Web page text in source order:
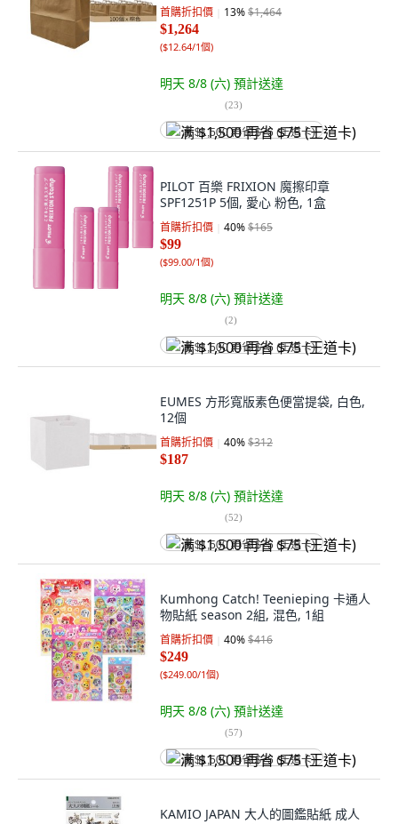
首購折扣價 13%$1,464
$1,264
($12.64/1個)
明天 8/8 (六) 預計送達
(23)
满 $1,500 再省 $75 (王道卡)
PILOT 百樂 FRIXION 魔擦印章
SPF1251P 5個, 愛心 粉色, 1盒
首購折扣價 40%$165
$99
($99.00/1個)
明天 8/8 (六) 預計送達
(2)
满 $1,500 再省 $75 (王道卡)
EUMES 方形寬版素色便當提袋, 白色,
12個
首購折扣價 40%$312
$187
明天 8/8 (六) 預計送達
(52)
满 $1,500 再省 $75 (王道卡)
Kumhong Catch! Teenieping 卡通人
物貼紙 season 2組, 混色, 1組
首購折扣價 40%$416
$249
($249.00/1個)
明天 8/8 (六) 預計送達
(57)
满 $1,500 再省 $75 (王道卡)
KAMIO JAPAN 大人的圖鑑貼紙 成人